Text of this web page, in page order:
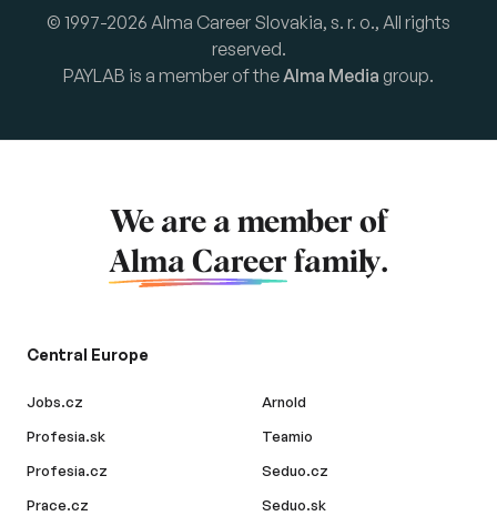
© 1997-2026 Alma Career Slovakia, s. r. o., All rights
reserved.
PAYLAB is a member of theAlma Media group.
We are a member of
Alma Career family.
Central Europe
Jobs.cz
Profesia.sk
Profesia.cz
Prace.cz
Arnold
Teamio
Seduo.cz
Seduo.sk